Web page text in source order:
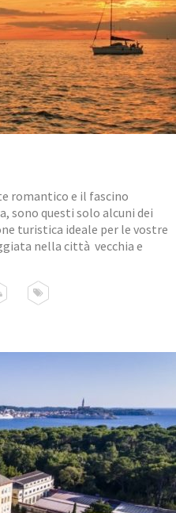
romantico e il fascino
sono questi solo alcuni dei
turistica ideale per le vostre
nella città vecchia e